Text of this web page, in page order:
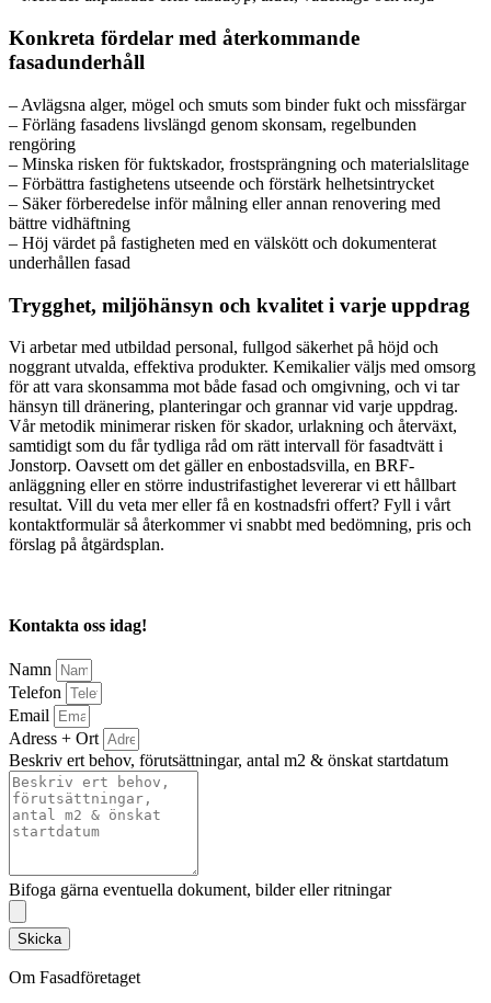
Konkreta fördelar med återkommande
fasadunderhåll
– Avlägsna alger, mögel och smuts som binder fukt och missfärgar
– Förläng fasadens livslängd genom skonsam, regelbunden
rengöring
– Minska risken för fuktskador, frostsprängning och materialslitage
– Förbättra fastighetens utseende och förstärk helhetsintrycket
– Säker förberedelse inför målning eller annan renovering med
bättre vidhäftning
– Höj värdet på fastigheten med en välskött och dokumenterat
underhållen fasad
Trygghet, miljöhänsyn och kvalitet i varje uppdrag
Vi arbetar med utbildad personal, fullgod säkerhet på höjd och
noggrant utvalda, effektiva produkter. Kemikalier väljs med omsorg
för att vara skonsamma mot både fasad och omgivning, och vi tar
hänsyn till dränering, planteringar och grannar vid varje uppdrag.
Vår metodik minimerar risken för skador, urlakning och återväxt,
samtidigt som du får tydliga råd om rätt intervall för fasadtvätt i
Jonstorp. Oavsett om det gäller en enbostadsvilla, en BRF-
anläggning eller en större industrifastighet levererar vi ett hållbart
resultat. Vill du veta mer eller få en kostnadsfri offert? Fyll i vårt
kontaktformulär så återkommer vi snabbt med bedömning, pris och
förslag på åtgärdsplan.
Kontakta oss idag!
Namn
Telefon
Email
Adress + Ort
Beskriv ert behov, förutsättningar, antal m2 & önskat startdatum
Bifoga gärna eventuella dokument, bilder eller ritningar
Skicka
Om Fasadföretaget